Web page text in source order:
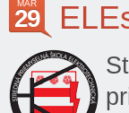
MAR
29